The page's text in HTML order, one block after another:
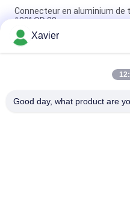
Connecteur en aluminium de
180° OD 28mm
Connecteur en aluminium
sable pour le système de
Type externe 45° branchant
Xavier
Good day, what product are